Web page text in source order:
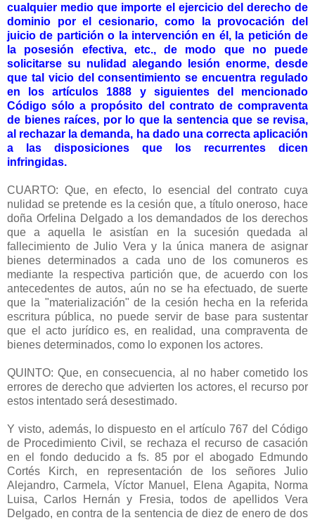
cualquier medio que importe el ejercicio del derecho de
dominio por el cesionario, como la provocación del
juicio de partición o la intervención en él, la petición de
la posesión efectiva, etc., de modo que no puede
solicitarse su nulidad alegando lesión enorme, desde
que tal vicio del consentimiento se encuentra regulado
en los artículos 1888 y siguientes del mencionado
Código sólo a propósito del contrato de compraventa
de bienes raíces, por lo que la sentencia que se revisa,
al rechazar la demanda, ha dado una correcta aplicación
a las disposiciones que los recurrentes dicen
infringidas.
CUARTO: Que, en efecto, lo esencial del contrato cuya
nulidad se pretende es la cesión que, a título oneroso, hace
doña Orfelina Delgado a los demandados de los derechos
que a aquella le asistían en la sucesión quedada al
fallecimiento de Julio Vera y la única manera de asignar
bienes determinados a cada uno de los comuneros es
mediante la respectiva partición que, de acuerdo con los
antecedentes de autos, aún no se ha efectuado, de suerte
que la "materialización" de la cesión hecha en la referida
escritura pública, no puede servir de base para sustentar
que el acto jurídico es, en realidad, una compraventa de
bienes determinados, como lo exponen los actores.
QUINTO: Que, en consecuencia, al no haber cometido los
errores de derecho que advierten los actores, el recurso por
estos intentado será desestimado.
Y visto, además, lo dispuesto en el artículo 767 del Código
de Procedimiento Civil, se rechaza el recurso de casación
en el fondo deducido a fs. 85 por el abogado Edmundo
Cortés Kirch, en representación de los señores Julio
Alejandro, Carmela, Víctor Manuel, Elena Agapita, Norma
Luisa, Carlos Hernán y Fresia, todos de apellidos Vera
Delgado, en contra de la sentencia de diez de enero de dos